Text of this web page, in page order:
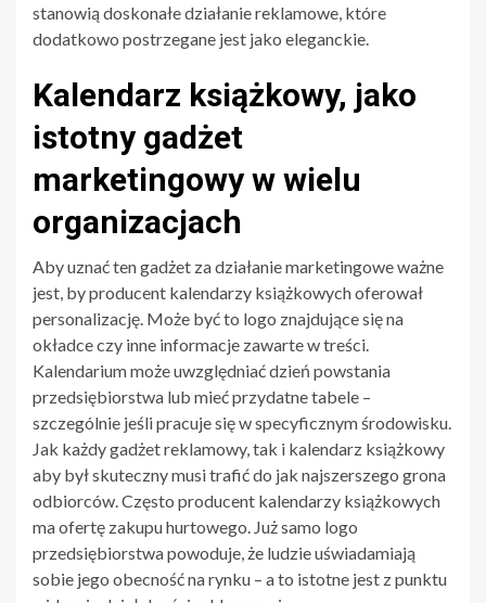
stanowią doskonałe działanie reklamowe, które
dodatkowo postrzegane jest jako eleganckie.
Kalendarz książkowy, jako
istotny gadżet
marketingowy w wielu
organizacjach
Aby uznać ten gadżet za działanie marketingowe ważne
jest, by producent kalendarzy książkowych oferował
personalizację. Może być to logo znajdujące się na
okładce czy inne informacje zawarte w treści.
Kalendarium może uwzględniać dzień powstania
przedsiębiorstwa lub mieć przydatne tabele –
szczególnie jeśli pracuje się w specyficznym środowisku.
Jak każdy gadżet reklamowy, tak i kalendarz książkowy
aby był skuteczny musi trafić do jak najszerszego grona
odbiorców. Często producent kalendarzy książkowych
ma ofertę zakupu hurtowego. Już samo logo
przedsiębiorstwa powoduje, że ludzie uświadamiają
sobie jego obecność na rynku – a to istotne jest z punktu